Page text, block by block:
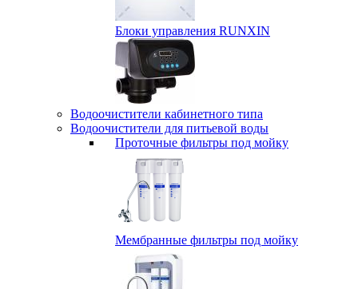
Блоки управления RUNXIN
Водоочистители кабинетного типа
Водоочистители для питьевой воды
Проточные фильтры под мойку
Мембранные фильтры под мойку